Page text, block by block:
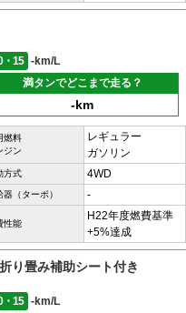
・15
-km/L
満タンでどこまで走る？
-km
燃料
ジン
レギュラー
ガソリン
方式 4WD
器（ターボ） -
性能
H22年度燃費基準
+5%達成
り畳み補助シート付き
・15 -km/L